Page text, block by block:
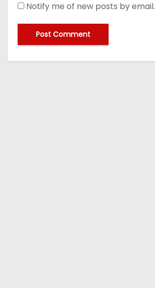
Notify me of new posts by email.